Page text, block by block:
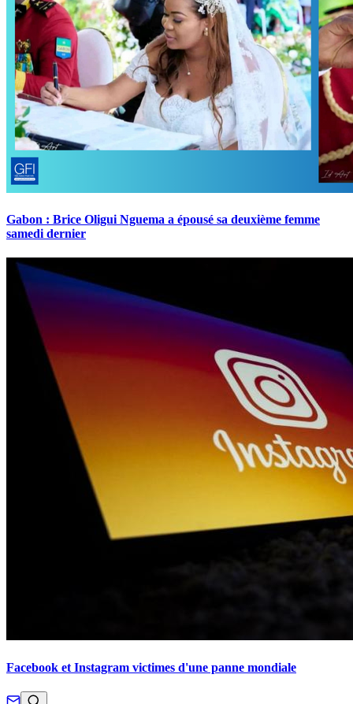
Gabon : Brice Oligui Nguema a épousé sa deuxième femme
samedi dernier
Facebook et Instagram victimes d'une panne mondiale